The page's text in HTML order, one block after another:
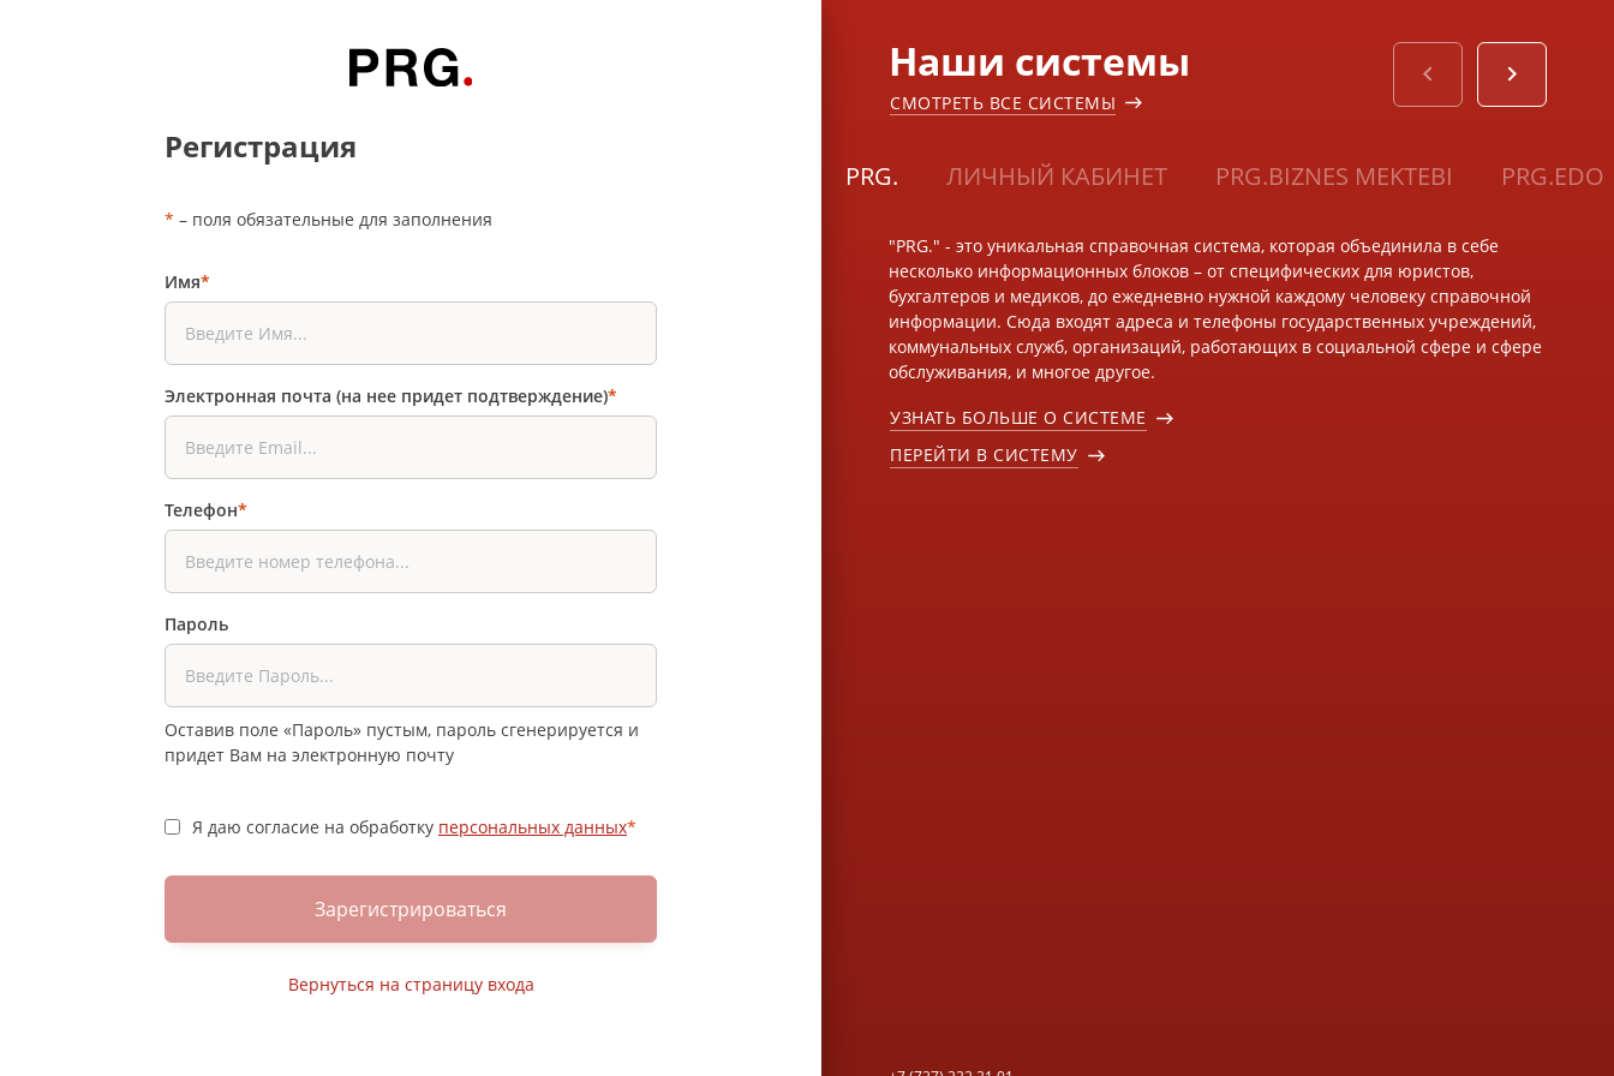
Регистрация
* – поля обязательные для заполнения
Имя*
Электронная почта (на нее придет подтверждение)*
Телефон*
Пароль
Оставив поле «Пароль» пустым, пароль сгенерируется и
придет Вам на электронную почту
Я даю согласие на обработку персональных данных*
Зарегистрироваться
Вернуться на страницу входа
Наши системы
СМОТРЕТЬ ВСЕ СИСТЕМЫ
PRG. ЛИЧНЫЙ КАБИНЕТ PRG.BIZNES MEKTEBI PRG.EDO
"PRG." - это уникальная справочная система, которая объединила в себе
несколько информационных блоков – от специфических для юристов,
бухгалтеров и медиков, до ежедневно нужной каждому человеку справочной
информации. Сюда входят адреса и телефоны государственных учреждений,
коммунальных служб, организаций, работающих в социальной сфере и сфере
обслуживания, и многое другое.
УЗНАТЬ БОЛЬШЕ О СИСТЕМЕ
ПЕРЕЙТИ В СИСТЕМУ